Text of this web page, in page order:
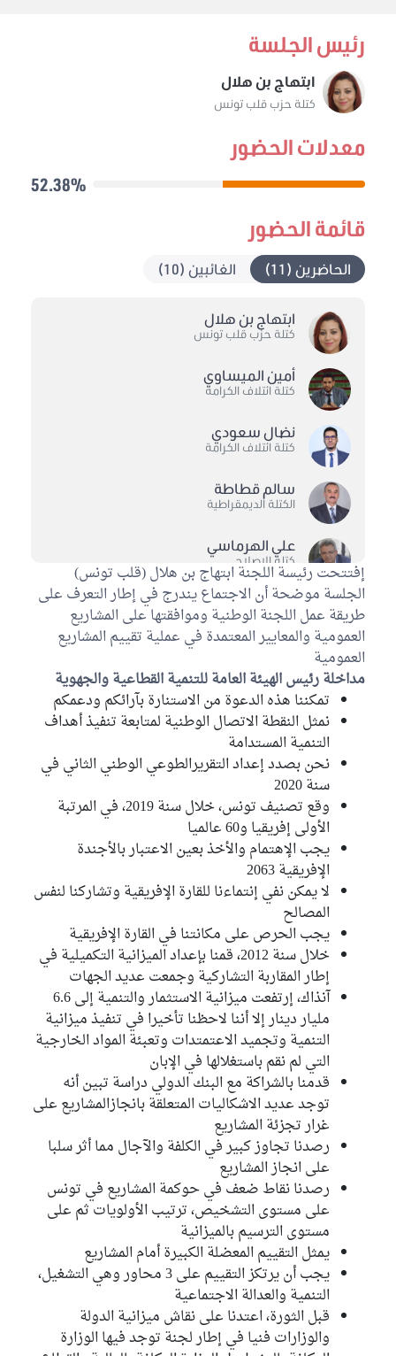
إفتتحت رئيسة اللجنة ابتهاج بن هلال (قلب تونس)
الجلسة موضحة أن الاجتماع يندرج في إطار التعرف على
طريقة عمل اللجنة الوطنية وموافقتها على المشاريع
العمومية والمعايير المعتمدة في عملية تقييم المشاريع
العمومية
مداخلة رئيس الهيئة العامة للتنمية القطاعية والجهوية
تمكننا هذه الدعوة من الاستنارة بآرائكم ودعمكم
نمثل النقطة الاتصال الوطنية لمتابعة تنفيذ أهداف
التنمية المستدامة
نحن بصدد إعداد التقريرالطوعي الوطني الثاني في
سنة 2020
وقع تصنيف تونس، خلال سنة 2019، في المرتبة
الأولى إفريقيا و60 عالميا
يجب الإهتمام والأخذ بعين الاعتبار بالأجندة
الإفريقية 2063
لا يمكن نفي إنتماءنا للقارة الإفريقية وتشاركنا لنفس
المصالح
يجب الحرص على مكانتنا في القارة الإفريقية
خلال سنة 2012، قمنا بإعداد الميزانية التكميلية في
إطار المقاربة التشاركية وجمعت عديد الجهات
آنذاك، إرتفعت ميزانية الاستثمار والتنمية إلى 6.6
مليار دينار إلا أننا لاحظنا تأخيرا في تنفيذ ميزانية
التنمية وتجميد الاعتمتدات وتعبئة المواد الخارجية
التي لم نقم باستغلالها في الإبان
قدمنا بالشراكة مع البنك الدولي دراسة تبين أنه
توجد عديد الاشكاليات المتعلقة بانجازالمشاريع على
غرار تجزئة المشاريع
رصدنا تجاوز كبير في الكلفة والآجال مما أثر سلبا
على انجاز المشاريع
رصدنا نقاط ضعف في حوكمة المشاريع في تونس
على مستوى التشخيص، ترتيب الأولويات ثم على
مستوى الترسيم بالميزانية
يمثل التقييم المعضلة الكبيرة أمام المشاريع
يجب أن يرتكز التقييم على 3 محاور وهي التشغيل،
التنمية والعدالة الاجتماعية
قبل الثورة، اعتدنا على نقاش ميزانية الدولة
والوزارات فنيا في إطار لجنة توجد فيها الوزارة
رئيس الجلسة
ابتهاج بن هلال
كتلة حزب قلب تونس
معدلات الحضور
52.38%
قائمة الحضور
الحاضرين (11) الغائبين (10)
ابتهاج بن هلال
كتلة حزب قلب تونس
أمين الميساوي
كتلة ائتلاف الكرامة
نضال سعودي
كتلة ائتلاف الكرامة
سالم قطاطة
الكتلة الديمقراطية
علي الهرماسي
كتلة الاصلاح
عبد المجيد عمار
كتلة حركة النهضة
كتلة حركة النهضة
كمال الحبيب فراج
الكتلة الديمقراطية
رضا الجوادي
مستقل
شادية الحفصوني
كتلة حزب قلب تونس
سهير العسكري
مستقل
غير منتمين إلى اللجنة2
محمد ضياء الدين بن عمر
الكتلة الديمقراطية
هاجر البوهلالي
كتلة حزب قلب تونس